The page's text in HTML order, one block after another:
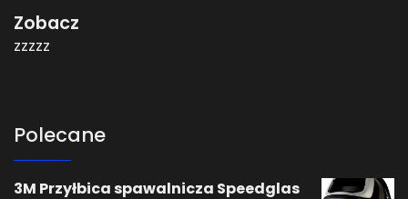
Zobacz
zzzzz
Polecane
3M Przyłbica spawalnicza Speedglas